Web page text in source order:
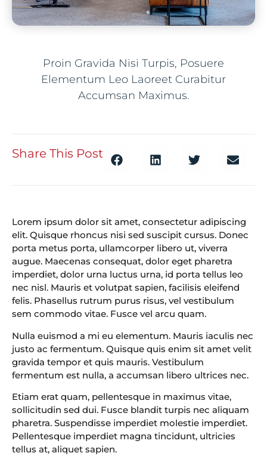
Proin Gravida Nisi Turpis, Posuere
Elementum Leo Laoreet Curabitur
Accumsan Maximus.
Share This Post
Lorem ipsum dolor sit amet, consectetur adipiscing
elit. Quisque rhoncus nisi sed suscipit cursus. Donec
porta metus porta, ullamcorper libero ut, viverra
augue. Maecenas consequat, dolor eget pharetra
imperdiet, dolor urna luctus urna, id porta tellus leo
nec nisl. Mauris et volutpat sapien, facilisis eleifend
felis. Phasellus rutrum purus risus, vel vestibulum
sem commodo vitae. Fusce vel arcu quam.
Nulla euismod a mi eu elementum. Mauris iaculis nec
justo ac fermentum. Quisque quis enim sit amet velit
gravida tempor et quis mauris. Vestibulum
fermentum est nulla, a accumsan libero ultrices nec.
Etiam erat quam, pellentesque in maximus vitae,
sollicitudin sed dui. Fusce blandit turpis nec aliquam
pharetra. Suspendisse imperdiet molestie imperdiet.
Pellentesque imperdiet magna tincidunt, ultricies
tellus at, aliquet sapien.